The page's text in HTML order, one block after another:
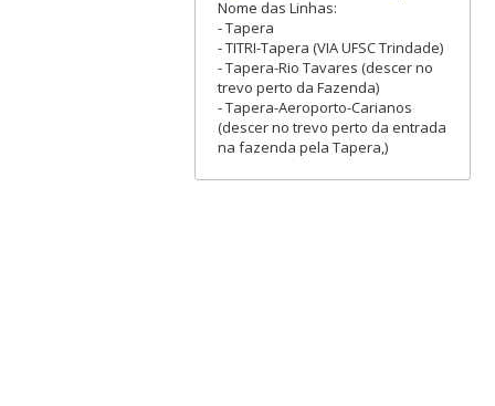
Nome das Linhas:
- Tapera
- TITRI-Tapera (VIA UFSC Trindade)
- Tapera-Rio Tavares (descer no
trevo perto da Fazenda)
- Tapera-Aeroporto-Carianos
(descer no trevo perto da entrada
na fazenda pela Tapera,)